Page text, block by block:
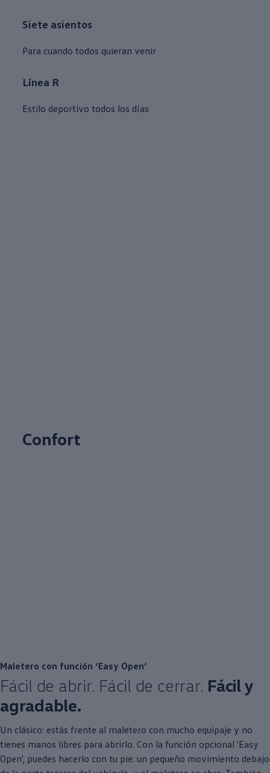
Siete asientos
Para cuando todos quieran venir
Línea R
Estilo deportivo todos los días
Confort
Maletero con función ‘Easy Open’
Fácil de abrir. Fácil de cerrar. Fácil y
agradable.
Un clásico: estás frente al maletero con mucho equipaje y no
tienes manos libres para abrirlo. Con la función opcional 'Easy
Open', puedes hacerlo con tu pie: un pequeño movimiento debajo